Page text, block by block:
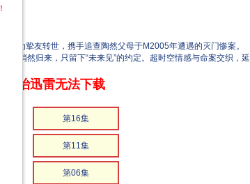
为挚友转世，携手追查陶然父母于M2005年遭遇的灭门惨案。
身悄然归来，只留下“未来见”的约定。超时空情感与命案交织，延
专治迅雷无法下载
第16集
第11集
第06集